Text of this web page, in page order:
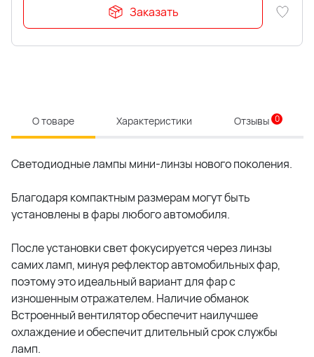
Заказать
О товаре Характеристики Отзывы 0
Светодиодные лампы мини-линзы нового поколения.
Благодаря компактным размерам могут быть
установлены в фары любого автомобиля.
После установки свет фокусируется через линзы
самих ламп, минуя рефлектор автомобильных фар,
поэтому это идеальный вариант для фар с
изношенным отражателем. Наличие обманок
Встроенный вентилятор обеспечит наилучшее
охлаждение и обеспечит длительный срок службы
ламп.